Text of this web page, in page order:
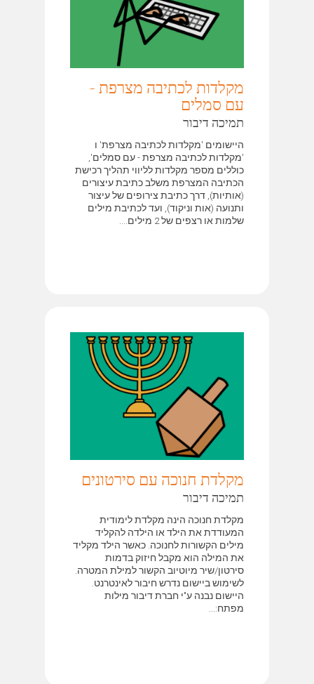
מקלדות לכתיבה מצרפת -
עם סמלים
תמיכה דיבור
היישומים 'מקלדות לכתיבה מצרפת' ו
'מקלדות לכתיבה מצרפת - עם סמלים',
כוללים מספר מקלדות לליווי תהליך רכישת
הכתיבה המצרפת משלב כתיבת עיצורים
(אותיות), דרך כתיבת צירופים של עיצור
ותנועה (אות וניקוד), ועד לכתיבת מילים
שלמות או רצפים של 2 מילים....
מקלדת חנוכה עם סירטונים
תמיכה דיבור
מקלדת חנוכה הינה מקלדת לימודית
המעודדת את הילד או הילדה להקליד
מילים הקשורות לחנוכה. כאשר הילד מקליד
את המילה הוא מקבל חיזוק בדמות
סירטון/שיר מיוטיוב הקשור למילת המטרה.
לשימוש ביישום נדרש חיבור לאינטרנט.
היישום נבנה ע"י חברת דיבור מילות
מפתח:...